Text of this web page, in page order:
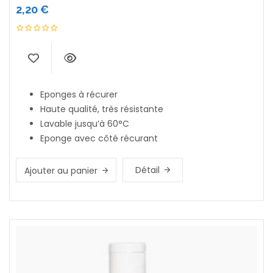
2,20€
Eponges à récurer
Haute qualité, très résistante
Lavable jusqu’à 60°C
Eponge avec côté récurant
Ajouter au panier Détail